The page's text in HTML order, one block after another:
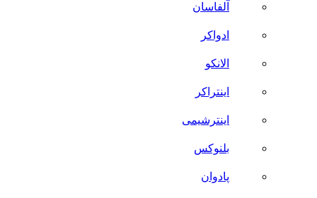
آلفاسان
ادواکر
الانکو
اینتراکر
اینترشیمی
بلنوکس
پادوان